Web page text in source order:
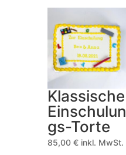
Klassische
Einschulun
gs-Torte
85,00 € inkl. MwSt.